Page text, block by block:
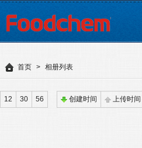
首页 > 相册列表
12 30 56 创建时间 上传时间